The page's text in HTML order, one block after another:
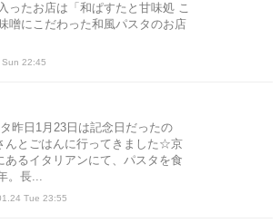
ったお店は「和ぱすたと甘味処 こ
噌にこだわった和風パスタのお店
22:45
昨日1月23日は記念日だったの
んとごはんに行ってきました☆京
あるイタリアンにて、パスタを食
。長...
Tue 23:55